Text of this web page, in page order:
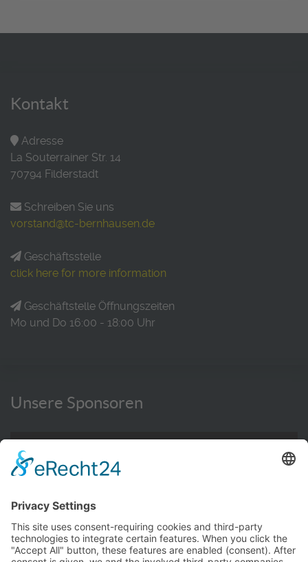
Kontakt
Adresse
La Souterrainer Str. 14
70794 Filderstadt
Schreiben Sie uns
vorstand@tc-bernhausen.de
Geschäftsstelle
click here for more information
Geschäftstelle Öffnungszeiten
Mo und Do 16:00 - 18:00 Uhr
Unsere Sponsoren